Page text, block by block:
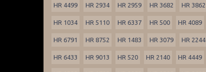
HR 4499 HR 2934 HR 2959 HR 3682 HR 3862
HR 1034 HR 5110 HR 6337 HR 500 HR 4089
HR 6791 HR 8752 HR 1483 HR 3079 HR 2244
HR 6433 HR 9013 HR 520 HR 2140 HR 4449